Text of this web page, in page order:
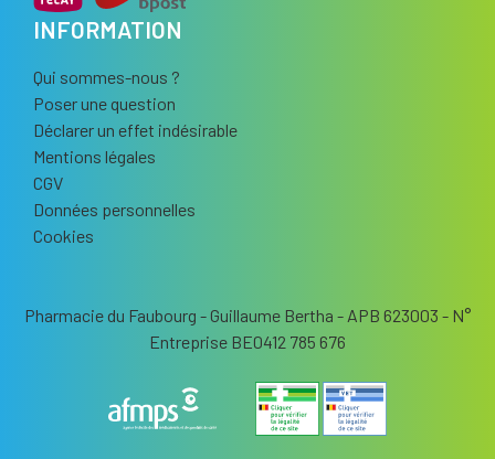
INFORMATION
Qui sommes-nous ?
Poser une question
Déclarer un effet indésirable
Mentions légales
CGV
Données personnelles
Cookies
Pharmacie du Faubourg - Guillaume Bertha - APB 623003 - N°
Entreprise BE0412 785 676